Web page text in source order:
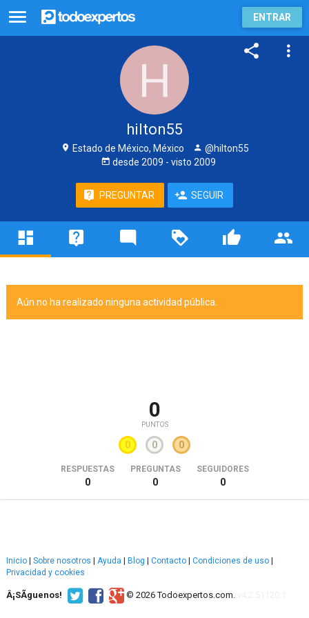
ENTRAR
hilton55
Estado de México, México
@hilton55
desde 2009 - visto 2009
PREGUNTAR SEGUIR
Aún no ha realizado ninguna actividad pública.
0
PUNTOS
0 0 0
RESPUESTAS
0
PREGUNTAS
0
SEGUIDORES
0
Inicio Sobre nosotros Ayuda Blog Contacto Condiciones de uso
Privacidad y cookies
Â¡SÃ­guenos! © 2026 Todoexpertos.com.